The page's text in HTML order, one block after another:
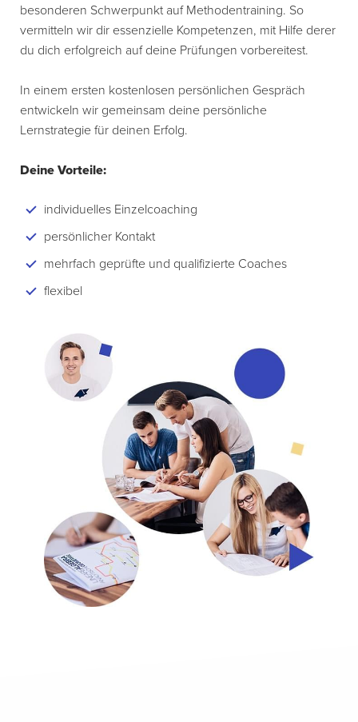
besonderen Schwerpunkt auf Methodentraining. So
vermitteln wir dir essenzielle Kompetenzen, mit Hilfe derer
du dich erfolgreich auf deine Prüfungen vorbereitest.
In einem ersten kostenlosen persönlichen Gespräch
entwickeln wir gemeinsam deine persönliche
Lernstrategie für deinen Erfolg.
Deine Vorteile:
individuelles Einzelcoaching
persönlicher Kontakt
mehrfach geprüfte und qualifizierte Coaches
flexibel